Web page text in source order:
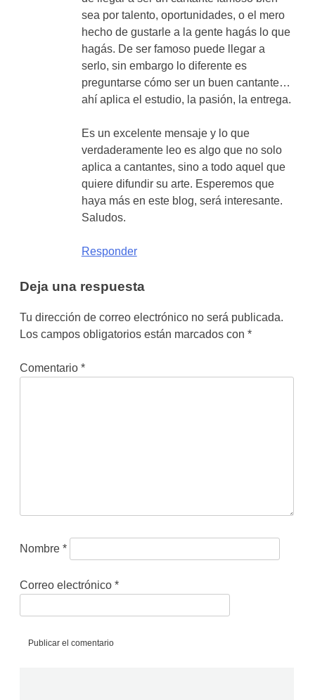
sea por talento, oportunidades, o el mero
hecho de gustarle a la gente hagás lo que
hagás. De ser famoso puede llegar a
serlo, sin embargo lo diferente es
preguntarse cómo ser un buen cantante…
ahí aplica el estudio, la pasión, la entrega.
Es un excelente mensaje y lo que
verdaderamente leo es algo que no solo
aplica a cantantes, sino a todo aquel que
quiere difundir su arte. Esperemos que
haya más en este blog, será interesante.
Saludos.
Responder
Deja una respuesta
Tu dirección de correo electrónico no será publicada.
Los campos obligatorios están marcados con *
Comentario *
Nombre *
Correo electrónico *